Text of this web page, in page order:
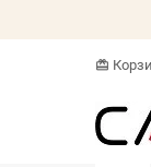
card_giftcard